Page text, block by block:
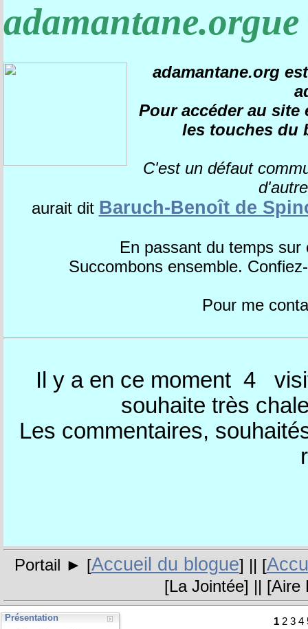
adamantane.orgue
adamantane.org
Pour accéder au site
les touches du
C'est un défaut
aurait dit Baruch-Benoît de
En passant du temps
Succombons ensemble.
Pour me
Il y a en ce moment 4
souhaite très
Les commentaires,
Portail ► [Accueil du blogue] || [
[La Jointée] || [Aire
Présentation 1 2 3 4